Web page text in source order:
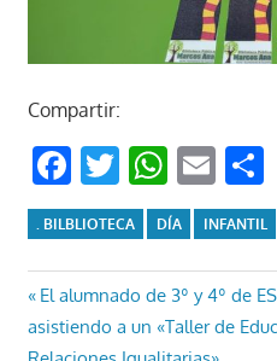
Compartir:
Facebook
Twitter
. BILBLIOTECA DÍA INFANTIL
Navegación
de
Entrada
anterior:
El alumnado de 3º y 4º de
asistiendo a un «Taller de